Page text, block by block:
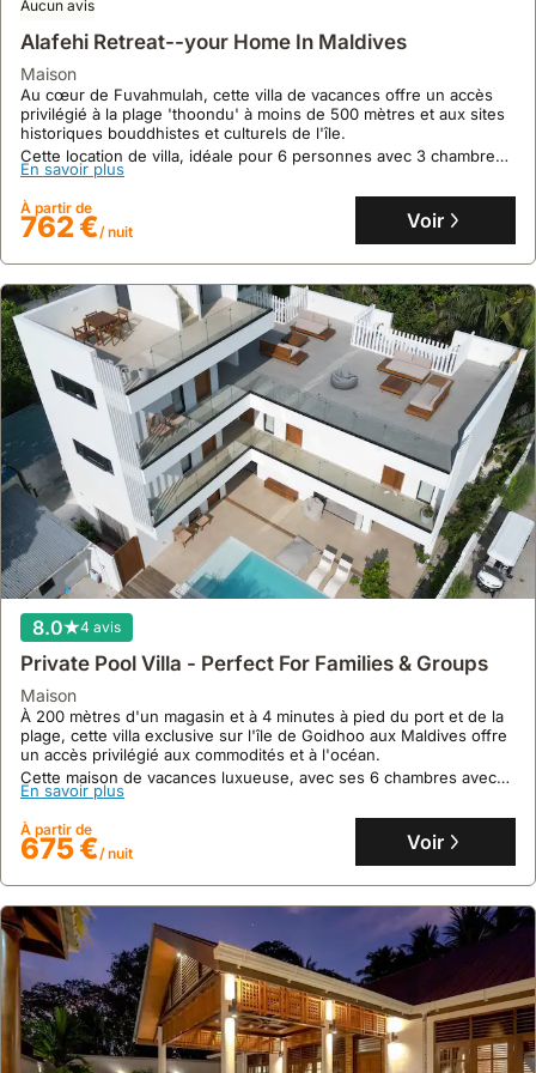
Luxury 3 Bed Room Apartment With Sun Rise View.
maison
À Malé, cette villa de luxe se trouve au cœur de Hulhumale City, à
proximité immédiate des centres commerciaux et de l'hôpital, avec
un arrêt de bus juste en dessous.
Cet hébergement de vacances, idéal pour 7 personnes, dispose
de 3 chambres, 3 salles de bains, d'une cuisine équipée, de la
soleil.
En savoir plus
À partir de
356 €/ nuit Voir
8.7 10 avis
Thulusdhoo Garden Villa
maison
À 0 mètre de la plage Bikini, cette villa offre un accès direct à la
mer et met à disposition des vélos gratuits pour explorer
Thulusdhoo.
Cette maison de vacances propose quatre chambres spacieuses,
quatre salles de bains, une cuisine entièrement équipée avec four
moments conviviaux.
En savoir plus
À partir de
176 €/ nuit Voir
Aucun avis
Alafehi Retreat--your Home In Maldives
maison
Au cœur de Fuvahmulah, cette villa de vacances offre un accès
privilégié à la plage 'thoondu' à moins de 500 mètres et aux sites
historiques bouddhistes et culturels de l'île.
Cette location de villa, idéale pour 6 personnes avec 3 chambres
et 3 salles de bain, propose un cadre serein avec piscine, jardin et
climatisation, à proximité des célèbres sites de plongée de l'océan
Indien.
En savoir plus
À partir de
762 €/ nuit Voir
8.0 4 avis
Private Pool Villa - Perfect For Families & Groups
maison
À 200 mètres d'un magasin et à 4 minutes à pied du port et de la
plage, cette villa exclusive sur l'île de Goidhoo aux Maldives offre
un accès privilégié aux commodités et à l'océan.
Cette maison de vacances luxueuse, avec ses 6 chambres avec
salle de bain privée et une capacité de 12 personnes, propose
une piscine privée, un espace extérieur aménagé et des activités
nautiques organisées.
En savoir plus
À partir de
675 €/ nuit Voir